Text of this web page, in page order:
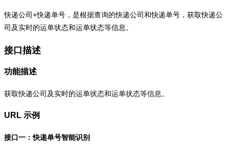
快递公司+快递单号，是根据查询的快递公司和快递单号，获取快递公
司及实时的运单状态和运单状态等信息。
接口描述
功能描述
获取快递公司及实时的运单状态和运单状态等信息。
URL 示例
接口一：快递单号智能识别